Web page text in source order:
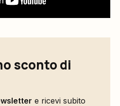
sconto di
e ricevi subito